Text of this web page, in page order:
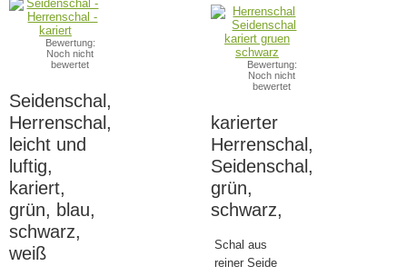
Bewertung:
Noch nicht
bewertet
Seidenschal,
Herrenschal,
leicht und
luftig,
kariert,
grün, blau,
schwarz,
weiß
Bewertung:
Noch nicht
bewertet
karierter
Herrenschal,
Seidenschal,
grün,
schwarz,
Schal aus
reiner Seide